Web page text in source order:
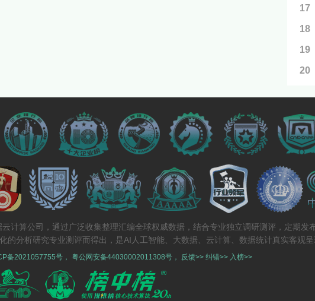
17
18
19
20
计算公司，通过广泛收集整理汇编全球权威数据，结合专业独立调研测评，定期发
分析研究专业测评而得出，是AI人工智能、大数据、云计算、数据统计真实客观呈
备2021057755号 ， 粤公网安备44030002011308号 ， 反馈>> 纠错>> 入榜>>